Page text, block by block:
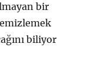
bir
biliyor